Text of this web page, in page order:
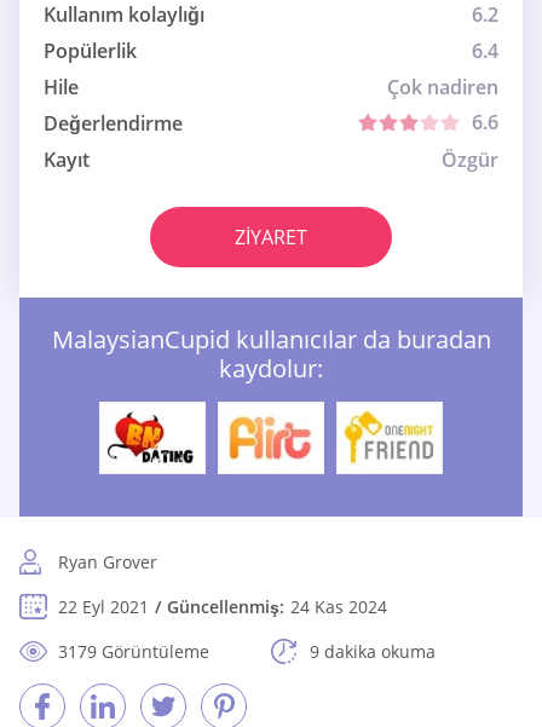
Kullanım kolaylığı
6.2
Popülerlik
6.4
Hile
Çok nadiren
Değerlendirme
6.6
Kayıt
Özgür
ZIYARET
MalaysianCupid kullanıcılar da buradan
kaydolur:
Ryan Grover
22 Eyl 2021
Güncellenmiş: 24 Kas 2024
3179 Görüntüleme
9 dakika okuma